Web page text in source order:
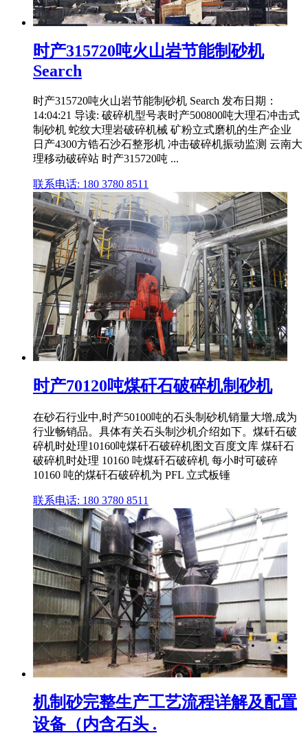
时产315720吨火山岩节能制砂机
Search
时产315720吨火山岩节能制砂机 Search 发布日期：
14:04:21 导读: 破碎机型号表时产500800吨大理石冲击式
制砂机 蛇纹大理岩破碎机械 矿粉立式磨机的生产企业
日产4300方锆石沙石整形机 冲击破碎机振动监测 云南大
理移动破碎站 时产315720吨 ...
联系电话: 180 3780 8511
时产70120吨煤矸石破碎机制砂机
在砂石行业中,时产50100吨的石头制砂机销量大增,成为
行业畅销品。具体有关石头制沙机介绍如下。煤矸石破
碎机时处理10160吨煤矸石破碎机图文百度文库 煤矸石
破碎机时处理 10160 吨煤矸石破碎机 每小时可破碎
10160 吨的煤矸石破碎机为 PFL 立式板锤
联系电话: 180 3780 8511
机制砂完整生产工艺流程详解及配置
设备（内含石头 .